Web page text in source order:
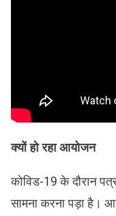
क्यों हो रहा आयोजन
कोविड-19 के दौरान
सामना करना पड़ा है।